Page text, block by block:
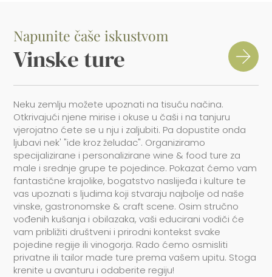
Napunite čaše iskustvom
Vinske ture
Neku zemlju možete upoznati na tisuću načina.
Otkrivajući njene mirise i okuse u čaši i na tanjuru
vjerojatno ćete se u nju i zaljubiti. Pa dopustite onda
ljubavi nek' "ide kroz želudac". Organiziramo
specijalizirane i personalizirane wine & food ture za
male i srednje grupe te pojedince. Pokazat ćemo vam
fantastične krajolike, bogatstvo naslijeđa i kulture te
vas upoznati s ljudima koji stvaraju najbolje od naše
vinske, gastronomske & craft scene. Osim stručno
vođenih kušanja i obilazaka, vaši educirani vodiči će
vam približiti društveni i prirodni kontekst svake
pojedine regije ili vinogorja. Rado ćemo osmisliti
privatne ili tailor made ture prema vašem upitu. Stoga
krenite u avanturu i odaberite regiju!